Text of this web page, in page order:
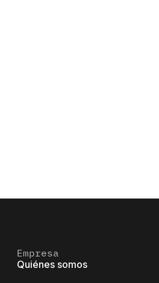
Empresa
Quiénes somos